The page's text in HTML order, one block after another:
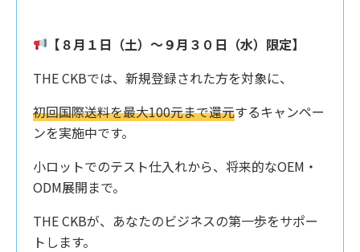
【８月１日（土）〜９月３０日（水）限定】
THE CKBでは、新規登録された方を対象に、
初回国際送料を最大100元まで還元するキャンペー
ンを実施中です。
小ロットでのテスト仕入れから、将来的なOEM・
ODM展開まで。
THE CKBが、あなたのビジネスの第一歩をサポー
トします。